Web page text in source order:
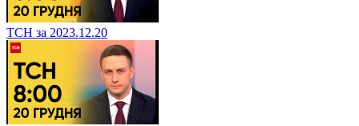
ТСН за 2023.12.20